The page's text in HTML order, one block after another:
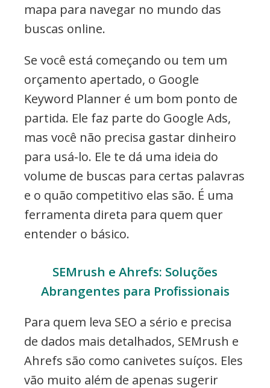
mapa para navegar no mundo das
buscas online.
Se você está começando ou tem um
orçamento apertado, o Google
Keyword Planner é um bom ponto de
partida. Ele faz parte do Google Ads,
mas você não precisa gastar dinheiro
para usá-lo. Ele te dá uma ideia do
volume de buscas para certas palavras
e o quão competitivo elas são. É uma
ferramenta direta para quem quer
entender o básico.
SEMrush e Ahrefs: Soluções
Abrangentes para Profissionais
Para quem leva SEO a sério e precisa
de dados mais detalhados, SEMrush e
Ahrefs são como canivetes suíços. Eles
vão muito além de apenas sugerir